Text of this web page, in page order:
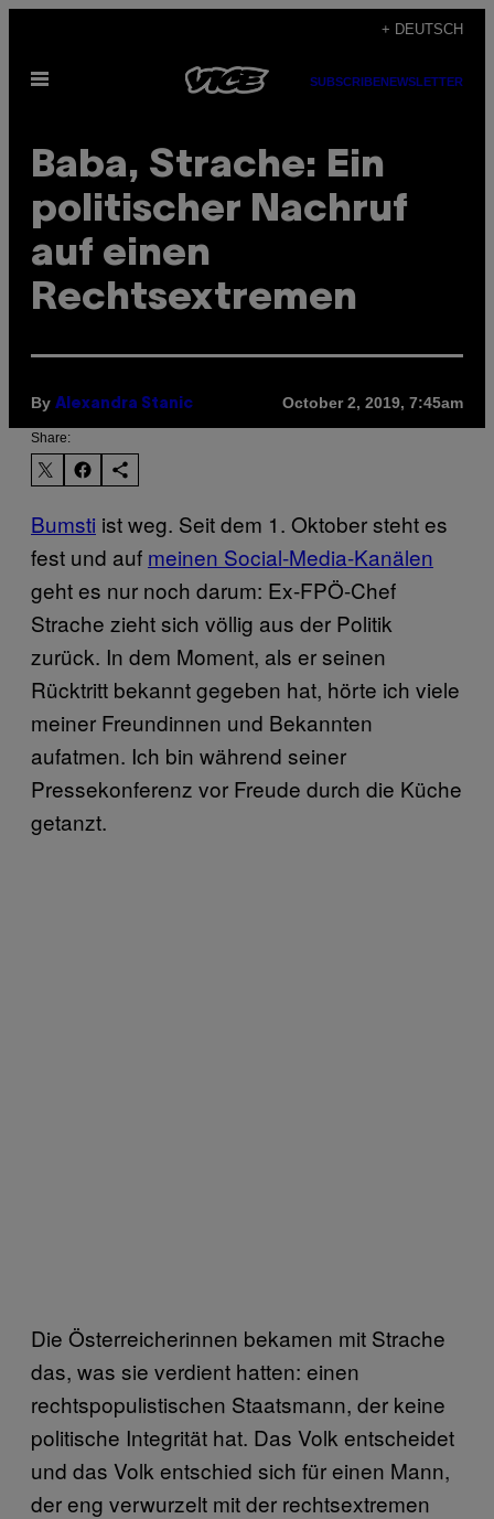
content
+ DEUTSCH
Open
SUBSCRIBENEWSLETTER
Baba, Strache: Ein
politischer Nachruf
auf einen
Rechtsextremen
By Alexandra Stanic October 2, 2019, 7:45am
Share:
Bumsti ist weg. Seit dem 1. Oktober steht es
fest und auf meinen Social-Media-Kanälen
geht es nur noch darum: Ex-FPÖ-Chef
Strache zieht sich völlig aus der Politik
zurück. In dem Moment, als er seinen
Rücktritt bekannt gegeben hat, hörte ich viele
meiner Freundinnen und Bekannten
aufatmen. Ich bin während seiner
Pressekonferenz vor Freude durch die Küche
getanzt.
Die Österreicherinnen bekamen mit Strache
das, was sie verdient hatten: einen
rechtspopulistischen Staatsmann, der keine
politische Integrität hat. Das Volk entscheidet
und das Volk entschied sich für einen Mann,
der eng verwurzelt mit der rechtsextremen